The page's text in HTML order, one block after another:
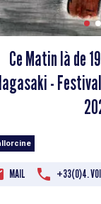
Ce Matin là de
- Festival
MAIL +33(0)4.